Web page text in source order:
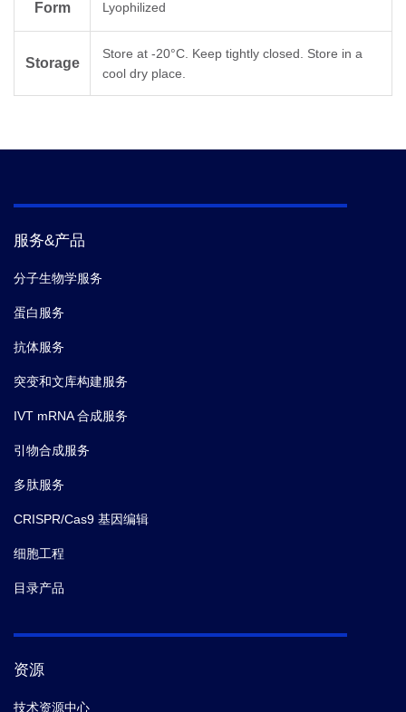
Form Lyophilized
Storage
Store at -20°C. Keep tightly closed. Store in a
cool dry place.
服务&产品
分子生物学服务
蛋白服务
抗体服务
突变和文库构建服务
IVT mRNA 合成服务
引物合成服务
多肽服务
CRISPR/Cas9 基因编辑
细胞工程
目录产品
资源
技术资源中心